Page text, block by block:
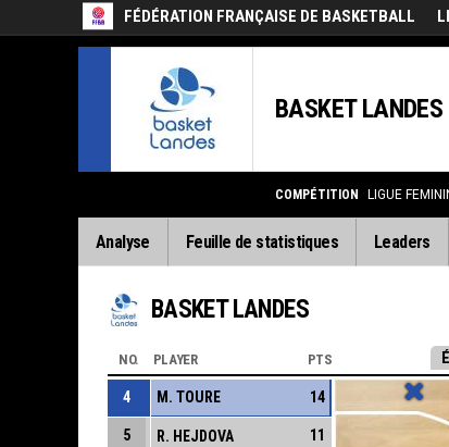
FÉDÉRATION FRANÇAISE DE BASKETBALL
BASKET LANDES
COMPÉTITION LIGUE
Analyse Feuille de statistiques Leaders
BASKET LANDES
NO. PLAYER PTS
4 M. TOURE 14
5 R. HEJDOVA 11